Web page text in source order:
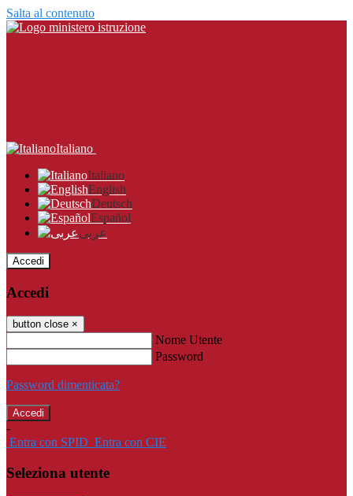
Salta al contenuto
Italiano
Italiano
English
Deutsch
Español
عربى
Accedi
Accedi
button close ×
Nome Utente
Password
Password dimenticata?
-
Entra con SPID Entra con CIE
Seleziona utente